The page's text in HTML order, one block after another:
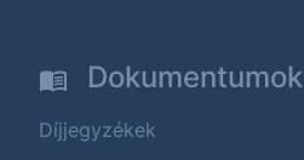
Dokumentumok
Díjjegyzékek